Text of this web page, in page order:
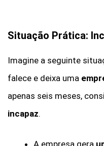
Situação Prática:
Imagine a seguinte
falece e deixa uma
apenas seis meses,
incapaz.